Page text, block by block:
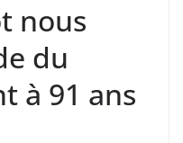
nous
du
à 91 ans